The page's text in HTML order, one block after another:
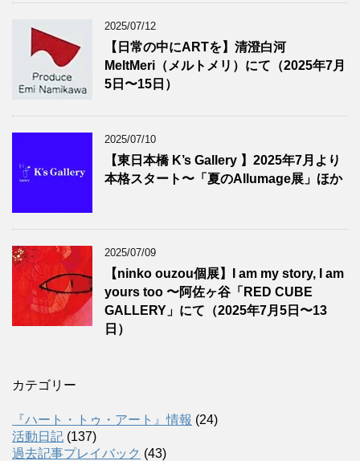
2025/07/12
【日常の中にARTを】清澄白河
MeltMeri（メルトメリ）にて（2025年7月
5日〜15日）
2025/07/10
【東日本橋 K’s Gallery 】2025年7月より
本格スタート〜「夏のAllumage展」ほか
2025/07/09
【ninko ouzou個展】I am my story, I am
yours too 〜阿佐ヶ谷「RED CUBE
GALLERY」にて（2025年7月5日〜13
日）
カテゴリー
『ハート・トゥ・アート』情報 (24)
活動日記 (137)
過去記事プレイバック (43)